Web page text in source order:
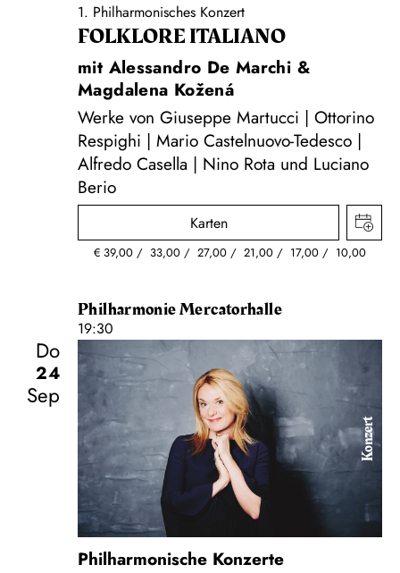
1. Philharmonisches Konzert
FOLKLORE ITALIANO
mit Alessandro De Marchi &
Magdalena Kožená
Werke von Giuseppe Martucci | Ottorino
Respighi | Mario Castelnuovo-Tedesco |
Alfredo Casella | Nino Rota und Luciano
Berio
Karten
€ 39,00 33,00 27,00 21,00 17,00 10,00
Philharmonie Mercatorhalle
19:30
Do
24
Sep
Konzert
Philharmonische Konzerte